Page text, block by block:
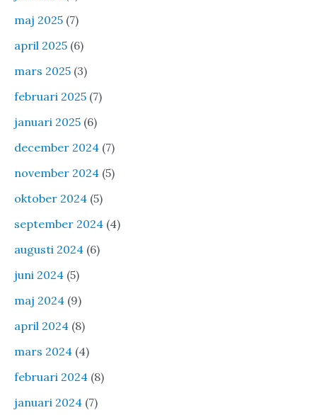
maj 2025 (7)
april 2025 (6)
mars 2025 (3)
februari 2025 (7)
januari 2025 (6)
december 2024 (7)
november 2024 (5)
oktober 2024 (5)
september 2024 (4)
augusti 2024 (6)
juni 2024 (5)
maj 2024 (9)
april 2024 (8)
mars 2024 (4)
februari 2024 (8)
januari 2024 (7)